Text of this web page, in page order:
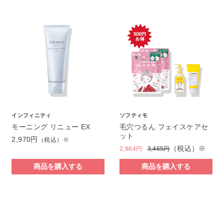
インフィニティ
モーニング リニュー EX
2,970円
（税込）※
商品を購入する
ソフティモ
毛穴つるん フェイスケアセ
ット
2,964円 3,465円（税込）※
商品を購入する